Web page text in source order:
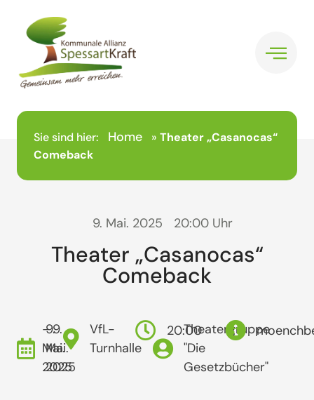
Sie sind hier: Home » Theater „Casanocas“
Comeback
9. Mai. 2025 20:00 Uhr
Theater „Casanocas“
Comeback
9.
Mai.
2025
- 9.
Mai.
2025
VfL-
Turnhalle
20:00Theatergruppe
"Die
Gesetzbücher"